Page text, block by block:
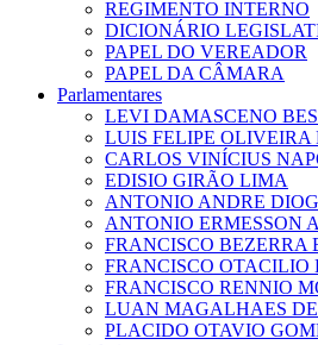
REGIMENTO INTERNO
DICIONÁRIO
PAPEL DO VEREADOR
PAPEL DA CÂMARA
Parlamentares
LEVI DAMASCENO
LUIS FELIPE OLIVEIRA
CARLOS VINÍCIUS
EDISIO GIRÃO LIMA
ANTONIO ANDRE
ANTONIO ERMESSON
FRANCISCO BEZERRA
FRANCISCO OTACILIO
FRANCISCO RENNIO
LUAN MAGALHAES
PLACIDO OTAVIO